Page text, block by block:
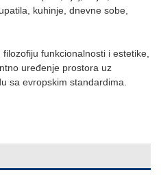
kuhinje, dnevne sobe,
funkcionalnosti i estetike,
uređenje prostora uz
sa evropskim standardima.